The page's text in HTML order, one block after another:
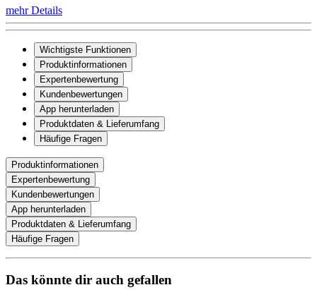
mehr Details
Wichtigste Funktionen
Produktinformationen
Expertenbewertung
Kundenbewertungen
App herunterladen
Produktdaten & Lieferumfang
Häufige Fragen
Produktinformationen
Expertenbewertung
Kundenbewertungen
App herunterladen
Produktdaten & Lieferumfang
Häufige Fragen
Das könnte dir auch gefallen